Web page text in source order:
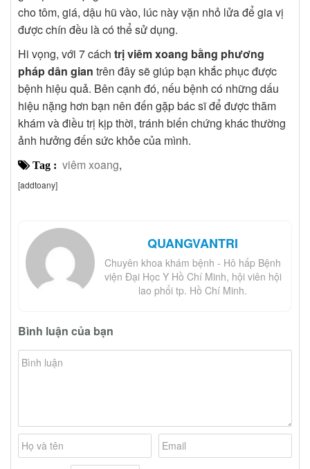
cho tôm, giá, dậu hũ vào, lúc này vặn nhỏ lửa để gia vị
được chín đều là có thể sử dụng.
Hi vọng, với 7 cách trị viêm xoang bằng phương
pháp dân gian trên đây sẽ giúp bạn khắc phục được
bệnh hiệu quả. Bên cạnh đó, nếu bệnh có những dấu
hiệu nặng hơn bạn nên đến gặp bác sĩ để được thăm
khám và điều trị kịp thời, tránh biến chứng khác thường
ảnh hưởng đến sức khỏe của mình.
Tag : viêm xoang,
[addtoany]
QUANGVANTRI
Chuyên khoa khám bệnh - Hô hấp Bệnh
viện Đại Học Y Hồ Chí Minh, hội viên hội
lao phổi tp. Hồ Chí Minh.
Bình luận của bạn